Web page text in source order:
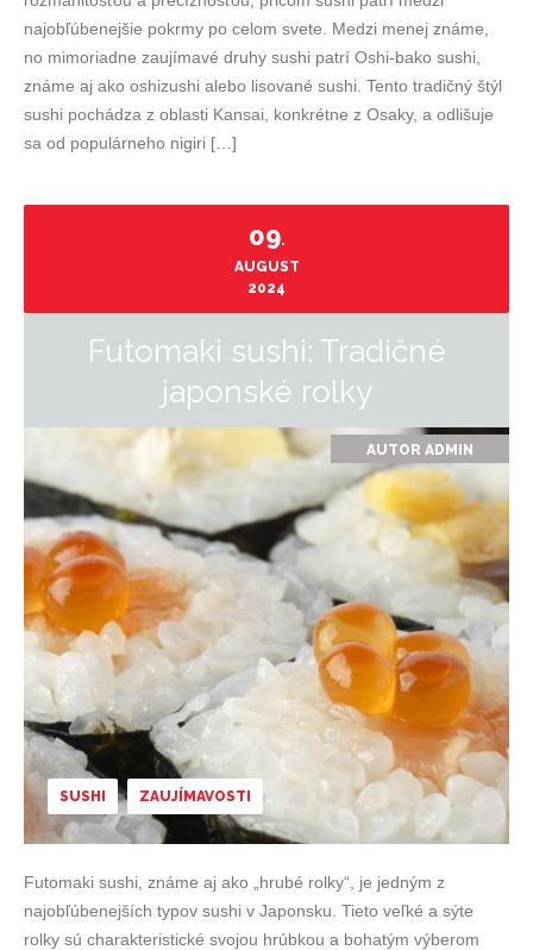
najobľúbenejšie pokrmy po celom svete. Medzi menej známe,
no mimoriadne zaujímavé druhy sushi patrí Oshi-bako sushi,
známe aj ako oshizushi alebo lisované sushi. Tento tradičný štýl
sushi pochádza z oblasti Kansai, konkrétne z Osaky, a odlišuje
sa od populárneho nigiri […]
09.
AUGUST
2024
Futomaki sushi: Tradičné
japonské rolky
AUTOR ADMIN
SUSHI ZAUJÍMAVOSTI
Futomaki sushi, známe aj ako „hrubé rolky“, je jedným z
najobľúbenejších typov sushi v Japonsku. Tieto veľké a sýte
rolky sú charakteristické svojou hrúbkou a bohatým výberom